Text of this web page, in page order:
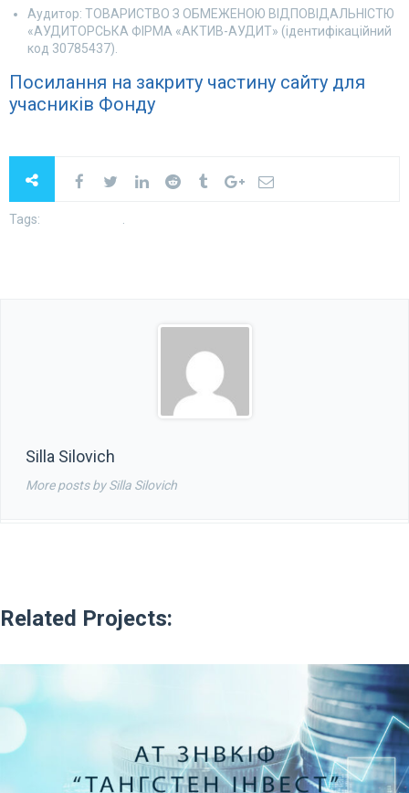
Аудитор: ТОВАРИСТВО З ОБМЕЖЕНОЮ ВІДПОВІДАЛЬНІСТЮ
«АУДИТОРСЬКА ФІРМА «АКТИВ-АУДИТ» (ідентифікаційний
код 30785437).
Посилання на закриту частину сайту для
учасників Фонду
Tags: .
Silla Silovich
More posts by Silla Silovich
Related Projects: